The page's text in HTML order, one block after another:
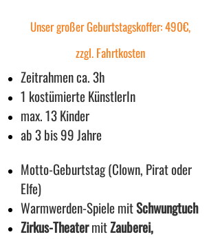
Unser großer Geburtstagskoffer: 490€,
zzgl. Fahrtkosten
Zeitrahmen ca. 3h
1 kostümierte KünstlerIn
max. 13 Kinder
ab 3 bis 99 Jahre
Motto-Geburtstag (Clown, Pirat oder
Elfe)
Warmwerden-Spiele mitSchwungtuch
Zirkus-TheatermitZauberei,